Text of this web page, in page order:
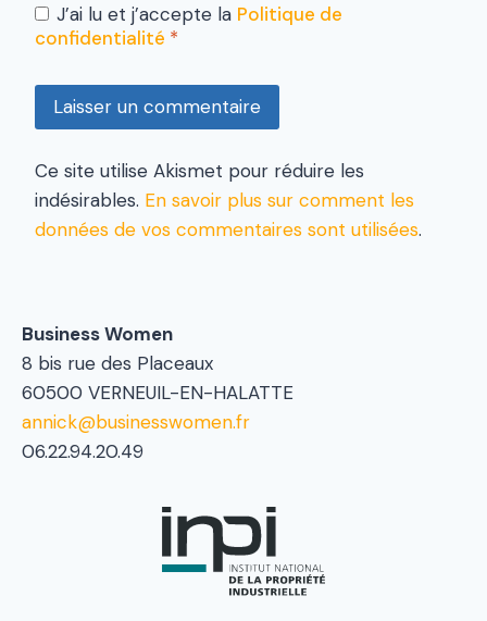
J’ai lu et j’accepte la Politique de
confidentialité *
Ce site utilise Akismet pour réduire les
indésirables. En savoir plus sur comment les
données de vos commentaires sont utilisées.
Business Women
8 bis rue des Placeaux
60500 VERNEUIL-EN-HALATTE
annick@businesswomen.fr
06.22.94.20.49